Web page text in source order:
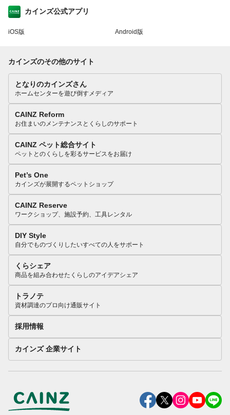
カインズ公式アプリ
iOS版 Android版
カインズのその他のサイト
となりのカインズさん
ホームセンターを遊び倒すメディア
CAINZ Reform
お住まいのメンテナンスとくらしのサポート
CAINZ ペット総合サイト
ペットとのくらしを彩るサービスをお届け
Pet’s One
カインズが展開するペットショップ
CAINZ Reserve
ワークショップ、施設予約、工具レンタル
DIY Style
自分でものづくりしたいすべての人をサポート
くらシェア
商品を組み合わせたくらしのアイデアシェア
トラノテ
資材調達のプロ向け通販サイト
採用情報
カインズ 企業サイト